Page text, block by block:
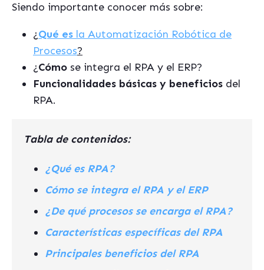
Siendo importante conocer más sobre:
¿Qué es la Automatización Robótica de
Procesos?
¿Cómo se integra el RPA y el ERP?
Funcionalidades básicas y beneficios del
RPA.
Tabla de contenidos:
¿Qué es RPA?
Cómo se integra el RPA y el ERP
¿De qué procesos se encarga el RPA?
Características específicas del RPA
Principales beneficios del RPA